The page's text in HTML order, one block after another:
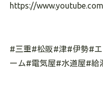
https://
#三重#松阪#津#伊勢#
ーム#電気屋#水道屋#給